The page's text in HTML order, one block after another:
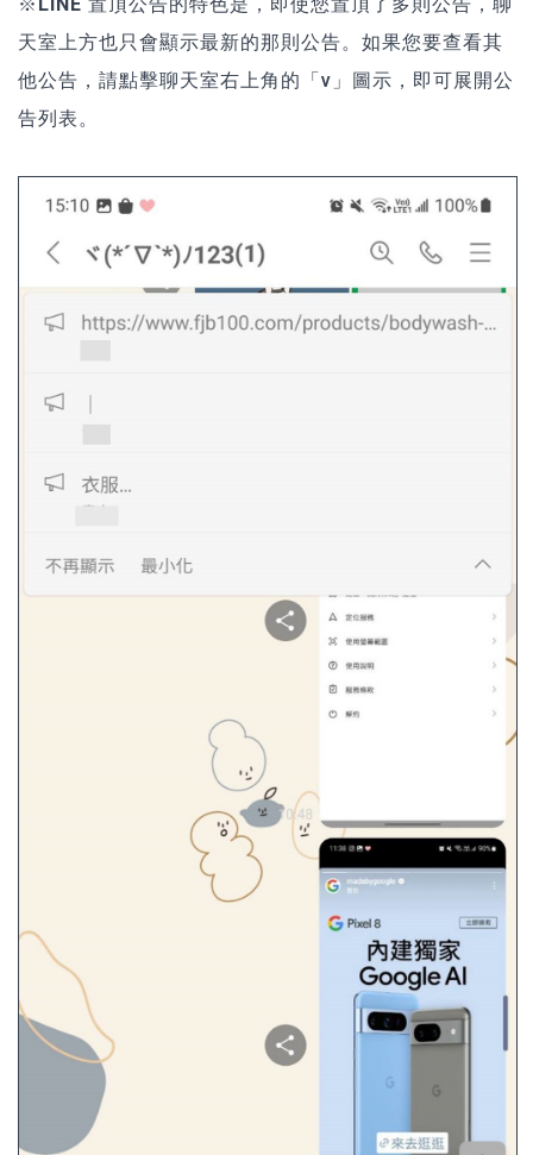
天室上方也只會顯示最新的那則公告。 如果您要查看其
他公告，請點擊聊天室右上角的「v」圖示，即可展開公
告列表。